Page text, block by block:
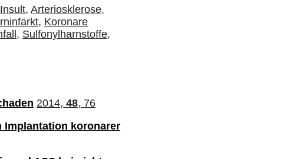
Arteriosklerose,
Koronare
Sulfonylharnstoffe,
2014, 48, 76
Implantation koronarer